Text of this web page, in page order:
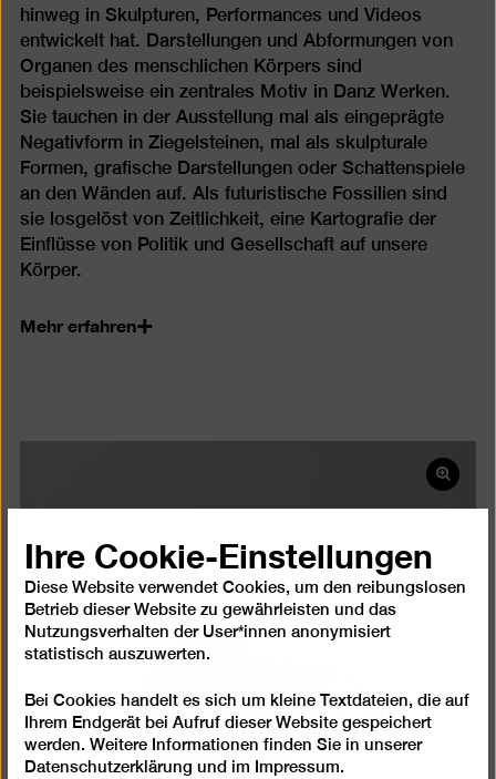
hinweg in Skulpturen, Performances und Videos
entwickelt hat. Darstellungen und Abformungen von
Organen des menschlichen Körpers sind
beispielsweise ein zentrales Motiv in Danz Werken.
Sie tauchen in der Ausstellung mal als eingeprägte
Negativform in Ziegelsteinen, mal als skulpturale
Formen, grafische Darstellungen oder Schattenspiele
an den Wänden auf. Als futuristische Fossilien sind
sie losgelöst von Zeitlichkeit, eine Kartografie der
Einflüsse von Politik und Gesellschaft auf unsere
Körper.
Mehr erfahren
Bild
in
öffnen
Ihre Cookie-Einstellungen
Diese Website verwendet Cookies, um den reibungslosen
Betrieb dieser Website zu gewährleisten und das
Nutzungsverhalten der User*innen anonymisiert
statistisch auszuwerten.
Bei Cookies handelt es sich um kleine Textdateien, die auf
Ihrem Endgerät bei Aufruf dieser Website gespeichert
werden. Weitere Informationen finden Sie in unserer
Datenschutzerklärung und im Impressum.